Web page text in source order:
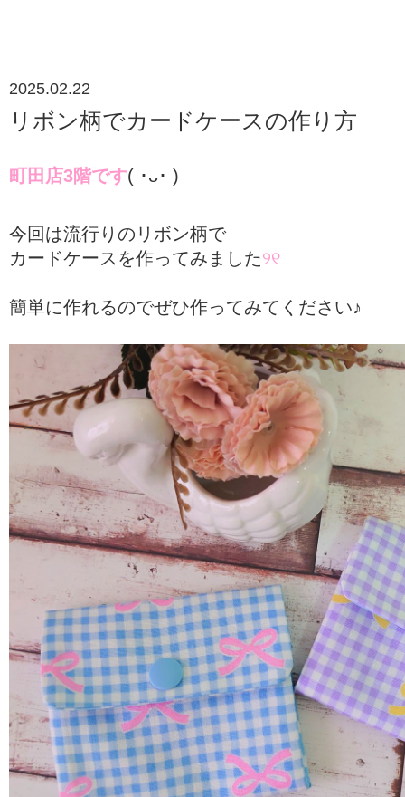
2025.02.22
リボン柄でカードケースの作り方
町田店3階です( ･ᴗ･ )
今回は流行りのリボン柄で
カードケースを作ってみました୨୧
簡単に作れるのでぜひ作ってみてください♪